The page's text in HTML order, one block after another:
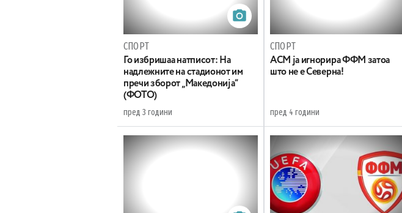
СПОРТ
Го избришаа натписот: На
надлежните на стадионот им
пречи зборот „Македонија“
(ФОТО)
пред 3 години
СПОРТ
АСМ ја игнорира ФФМ затоа
што не е Северна!
пред 4 години